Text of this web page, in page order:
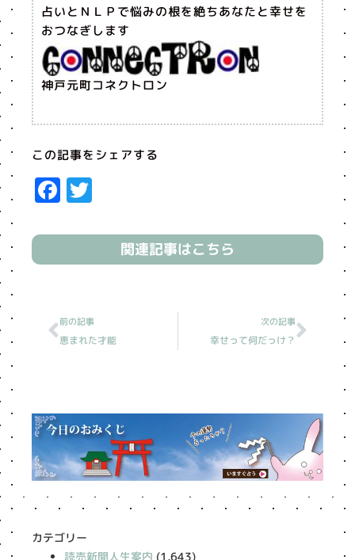
占いとＮＬＰで悩みの根を絶ちあなたと幸せを
おつなぎします
神戸元町コネクトロン
この記事をシェアする
Facebook
関連記事はこちら
前の記事
恵まれた才能
次の記事
幸せって何だっけ？
Next
カテゴリー
読売新聞人生案内 (1,643)